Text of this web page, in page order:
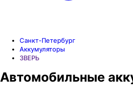
Санкт-Петербург
Аккумуляторы
ЗВЕРЬ
Автомобильные